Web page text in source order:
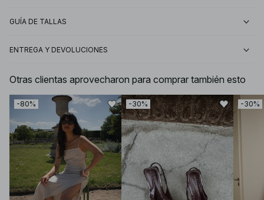
GUÍA DE TALLAS
ENTREGA Y DEVOLUCIONES
Otras clientas aprovecharon para comprar también esto
-80% -30% -30%